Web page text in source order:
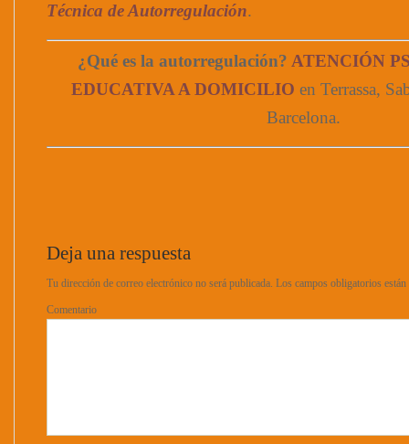
Técnica de Autorregulación.
¿Qué es la autorregulación? ATENCIÓN
EDUCATIVA A DOMICILIO en Terrassa,
Barcelona.
Deja una respuesta
Tu dirección de correo electrónico no será publicada. Los campos obligatorios
Comentario